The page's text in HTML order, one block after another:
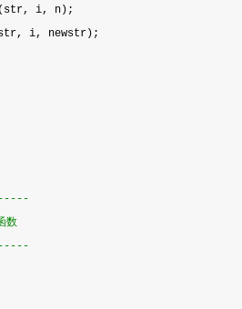
(str, i, n);
i, newstr);
数